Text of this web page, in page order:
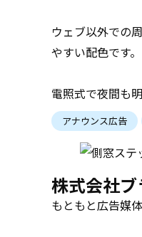
ウェブ以外での
やすい配色です。
電照式で夜間も
アナウンス広告
株式会社
もともと広告媒